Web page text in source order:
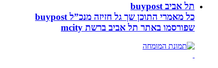
תל אביב buypost
כל מאמרי התוכן שך גל חזיזה מנכ”ל buypost
שפורסמו באתר תל אביב ברשת mcity